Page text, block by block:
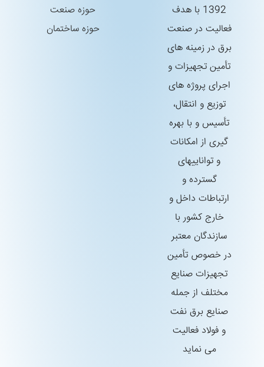
1392 با هدف
فعالیت در صنعت
برق در زمینه های
تأمین تجهیزات و
اجرای پروژه های
توزیع و انتقال،
تأسیس و با بهره
گیری از امكانات
و تواناییهای
گسترده و
ارتباطات داخل و
خارج كشور با
سازندگان معتبر
در خصوص تأمین
تجهیزات صنایع
مختلف از جمله
صنایع برق نفت
و فولاد فعالیت
می نماید
حوزه صنعت
حوزه ساختمان